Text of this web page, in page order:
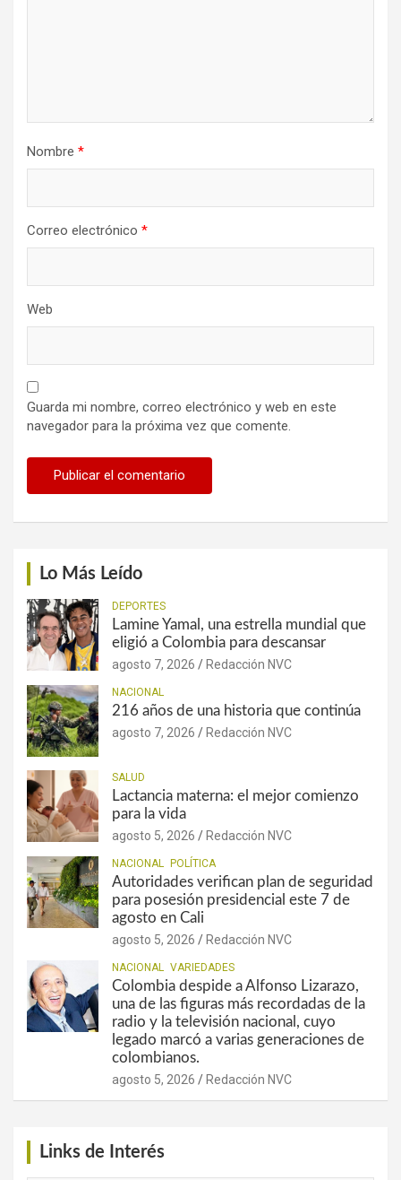
Nombre *
Correo electrónico *
Web
Guarda mi nombre, correo electrónico y web en este
navegador para la próxima vez que comente.
Lo Más Leído
DEPORTES
Lamine Yamal, una estrella mundial que
eligió a Colombia para descansar
agosto 7, 2026 Redacción NVC
NACIONAL
216 años de una historia que continúa
agosto 7, 2026 Redacción NVC
SALUD
Lactancia materna: el mejor comienzo
para la vida
agosto 5, 2026 Redacción NVC
NACIONAL POLÍTICA
Autoridades verifican plan de seguridad
para posesión presidencial este 7 de
agosto en Cali
agosto 5, 2026 Redacción NVC
NACIONAL VARIEDADES
Colombia despide a Alfonso Lizarazo,
una de las figuras más recordadas de la
radio y la televisión nacional, cuyo
legado marcó a varias generaciones de
colombianos.
agosto 5, 2026 Redacción NVC
Links de Interés